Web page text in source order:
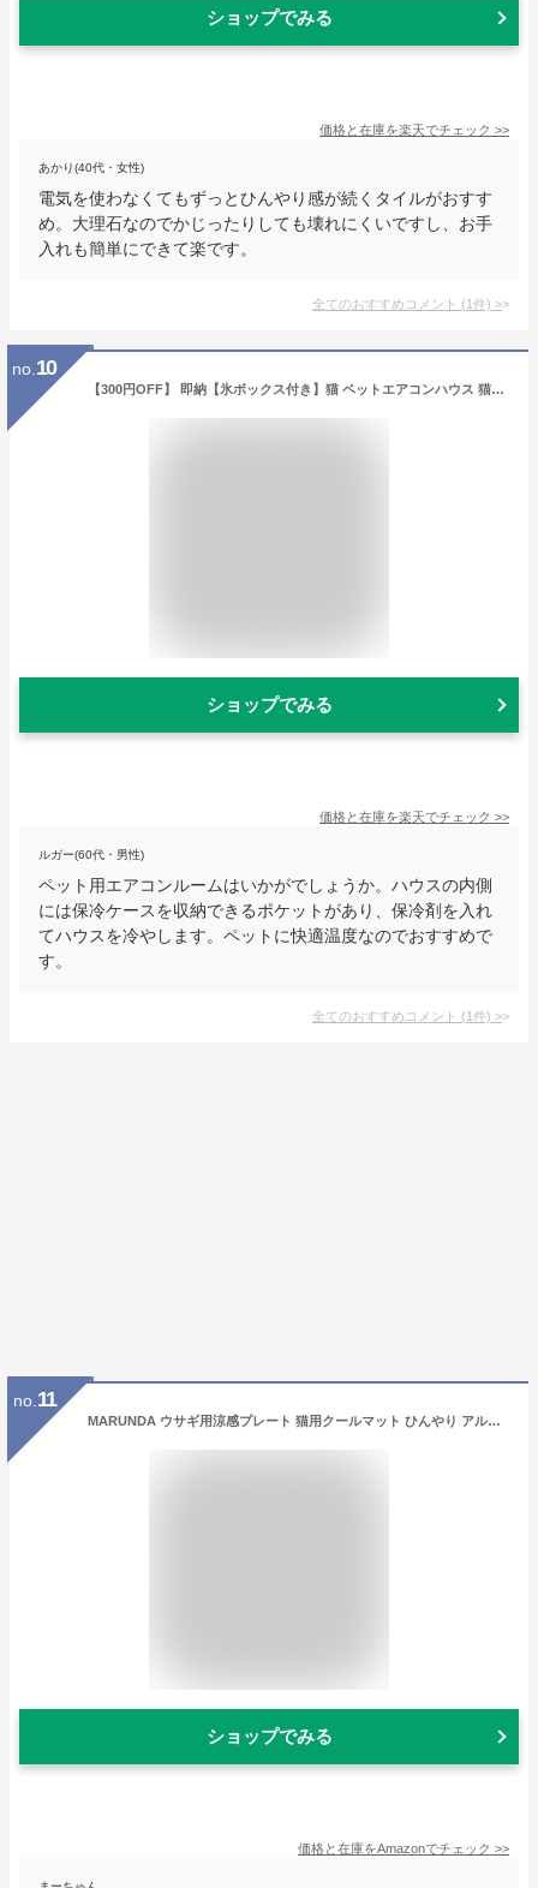
ショップでみる
価格と在庫を楽天でチェック >>
あかり(40代・女性)
電気を使わなくてもずっとひんやり感が続くタイルがおすす
め。大理石なのでかじったりしても壊れにくいですし、お手
入れも簡単にできて楽です。
全てのおすすめコメント (1件) >
no. 10
【300円OFF】 即納【氷ボックス付き】猫 ペットエアコンハウス 猫ハウス キャットハウス ペットハウス 夏 ひんやり ペットベッド 冷感 夏用 犬ハウス 猫ハウス ペット用 クール 猫 犬 室内 ペットハウス 冷房 暑さ対策 通気 猫 ネコ ベッド 犬用ベッド マット 熱中症対策
ショップでみる
価格と在庫を楽天でチェック >>
ルガー(60代・男性)
ペット用エアコンルームはいかがでしょうか。ハウスの内側
には保冷ケースを収納できるポケットがあり、保冷剤を入れ
てハウスを冷やします。ペットに快適温度なのでおすすめで
す。
全てのおすすめコメント (1件) >
no. 11
MARUNDA ウサギ用涼感プレート 猫用クールマット ひんやり アルミ製 29.8*19.8cm 涼しい 夏グッズ 小動物 ハムスター 暑さ対策 熱中症防止 Ｍサイズ
ショップでみる
価格と在庫をAmazonでチェック >>